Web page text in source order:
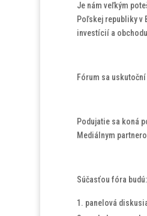
Je nám veľkým
Poľskej republiky v
investícií a
Fórum sa uskutoční
Podujatie sa koná
Mediálnym
Súčasťou fóra budú:
panelová